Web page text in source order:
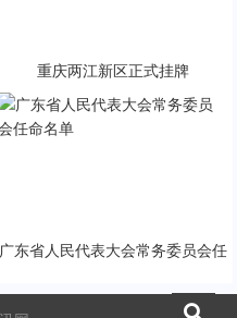
重庆两江新区正式挂牌
广东省人民代表大会常务委员会任